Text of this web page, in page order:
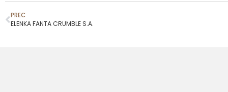
PREC
ELENKA FANTA CRUMBLE S.A.